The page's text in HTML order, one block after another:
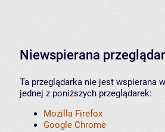
Niewspierana
Ta przeglądarka nie jest wspierana
jednej z poniższych przeglądarek:
Mozilla Firefox
Google Chrome